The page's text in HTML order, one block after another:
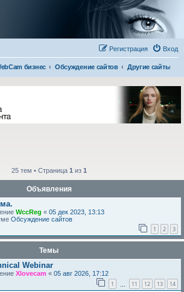
Вход
Регистрация
бизнес Обсуждение сайтов Другие сайты
25 тем • Страница 1 из 1
Объявления
WccReg « 05 дек 2023, 13:13
Обсуждение сайтов
1 2 3
Темы
Webinar
Xlovecam « 05 авг 2026, 17:12
1 11 12 13 14